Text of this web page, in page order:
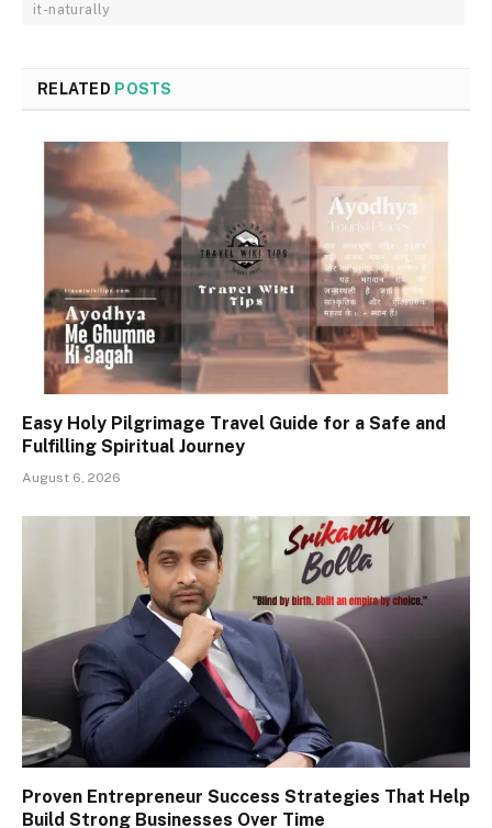
it-naturally
RELATED POSTS
Easy Holy Pilgrimage Travel Guide for a Safe and
Fulfilling Spiritual Journey
August 6, 2026
Proven Entrepreneur Success Strategies That Help
Build Strong Businesses Over Time